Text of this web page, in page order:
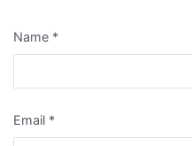
Name *
Email *